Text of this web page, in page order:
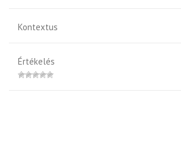
Kontextus
Értékelés